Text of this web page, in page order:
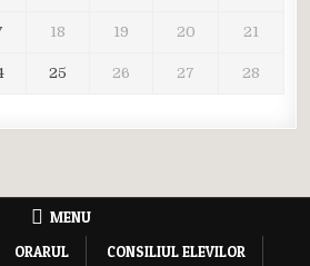
18 19 20 21
25 26 27
28
MENU
ORARUL CONSILIUL ELEVILOR